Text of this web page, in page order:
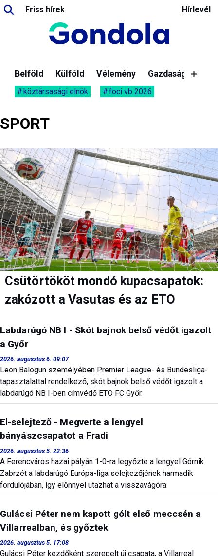
Friss hírek Hírlevél
Belföld Külföld Vélemény Gazdaság
köztársasági elnök foci vb 2026
SPORT
Csütörtököt mondó kupacsapatok:
zakózott a Vasutas és az ETO
Labdarúgó NB I - Skót bajnok belső védőt igazolt
a Győr
2026. augusztus 6. 09:07
Leon Balogun személyében Premier League- és Bundesliga-
tapasztalattal rendelkező, skót bajnok belső védőt igazolt a
labdarúgó NB I-ben címvédő ETO FC Győr.
El-selejtező - Megverte a lengyel
bányászcsapatot a Fradi
2026. augusztus 5. 22:36
A Ferencváros hazai pályán 1-0-ra legyőzte a lengyel Górnik
Zabrzét a labdarúgó Európa-liga selejtezőjének harmadik
fordulójában, így előnnyel utazhat a visszavágóra.
Gulácsi Péter nem kapott gólt első meccsén a
Villarrealban, és győztek
2026. augusztus 5. 17:08
Gulácsi Péter kezdőként szerepelt új csapata, a Villarreal